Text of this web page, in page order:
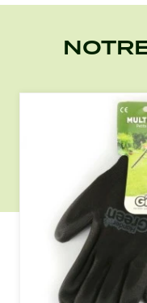
Voici, ci-dessous
gants de protection
- Gants protection
- Gants haute qualité.
- Gants Multi-services.
- Gants imprimés
- Gants anti-dérapant.
- Gants produits atelier.
- Gants double
- Gants rosiers. Travaux
... Vous devriez trouver
gamme pour le jardin
Gammes de